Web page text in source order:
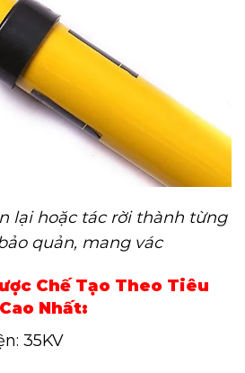
lại hoặc tác rời thành từng
quản, mang vác
Chế Tạo Theo Tiêu
Nhất:
35KV